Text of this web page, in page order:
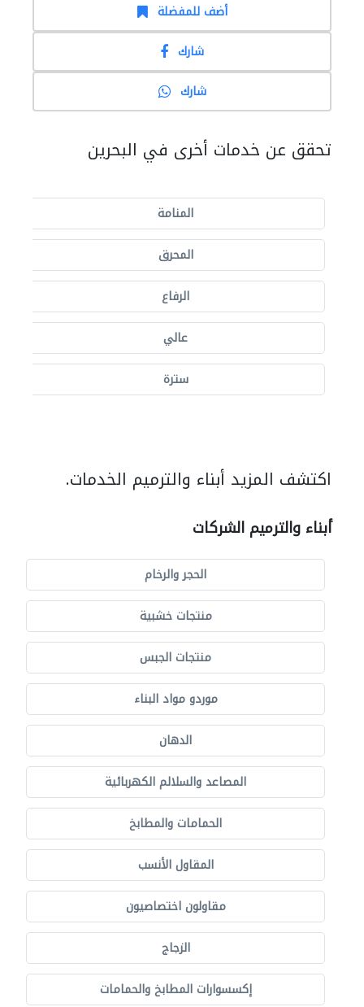
أضف للمفضلة
شارك
شارك
تحقق عن خدمات أخرى في البحرين
المنامة
المحرق
الرفاع
عالي
سترة
اكتشف المزيد أبناء والترميم الخدمات.
أبناء والترميم الشركات
الحجر والرخام
منتجات خشبية
منتجات الجبس
موردو مواد البناء
الدهان
المصاعد والسلالم الكهربائية
الحمامات والمطابخ
المقاول الأنسب
مقاولون اختصاصيون
الزجاج
إكسسوارات المطابخ والحمامات